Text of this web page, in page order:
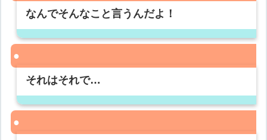
なんでそんなこと言うんだよ！
それはそれで…